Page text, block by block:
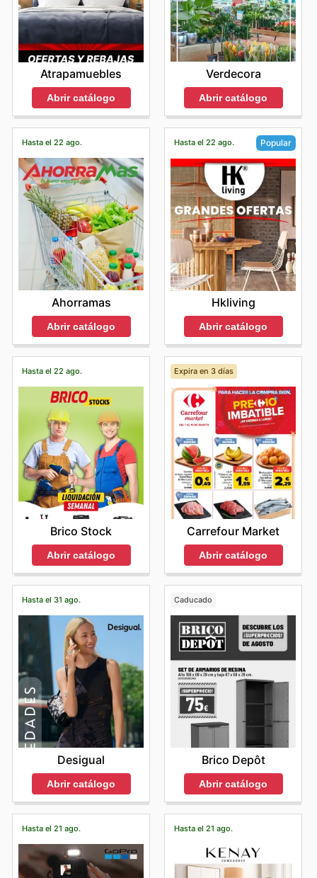
Atrapamuebles
Abrir catálogo
Verdecora
Abrir catálogo
Hasta el 22 ago.
Ahorramas
Abrir catálogo
Hasta el 22 ago. Popular
Hkliving
Abrir catálogo
Hasta el 22 ago.
Brico Stock
Abrir catálogo
Expira en 3 días
Carrefour Market
Abrir catálogo
Hasta el 31 ago.
Desigual
Abrir catálogo
Caducado
Brico Depôt
Abrir catálogo
Hasta el 21 ago. Hasta el 21 ago.